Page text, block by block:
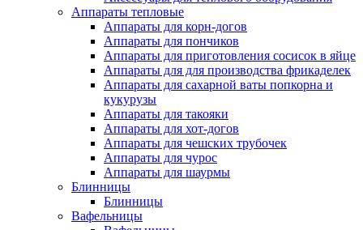
Аппараты тепловые
Аппараты для корн-догов
Аппараты для пончиков
Аппараты для приготовления сосисок в яйце
Аппараты для для производства фрикаделек
Аппараты для сахарной ваты попкорна и
кукурузы
Аппараты для такояки
Аппараты для хот-догов
Аппараты для чешских трубочек
Аппараты для чурос
Аппараты для шаурмы
Блинницы
Блинницы
Вафельницы